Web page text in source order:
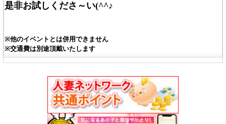
是非お試しくださ～い(^^♪
※他のイベントとは併用できません
※交通費は別途頂戴いたします